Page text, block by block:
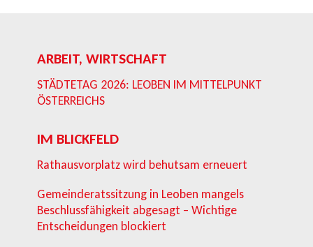
ARBEIT, WIRTSCHAFT
STÄDTETAG 2026: LEOBEN IM MITTELPUNKT
ÖSTERREICHS
IM BLICKFELD
Rathausvorplatz wird behutsam erneuert
Gemeinderatssitzung in Leoben mangels
Beschlussfähigkeit abgesagt – Wichtige
Entscheidungen blockiert